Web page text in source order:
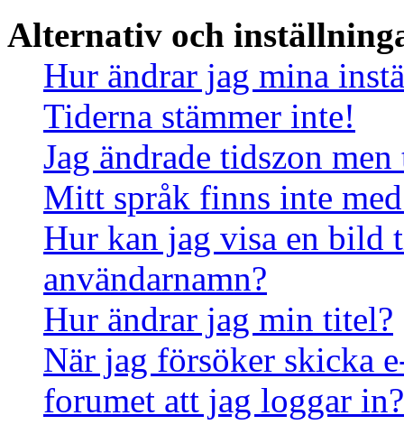
Alternativ och
Hur ändrar jag mina
Tiderna stämmer inte!
Jag ändrade tidszon
Mitt språk finns inte
Hur kan jag visa en bild
användarnamn?
Hur ändrar jag min titel?
När jag försöker skicka
forumet att jag loggar in?